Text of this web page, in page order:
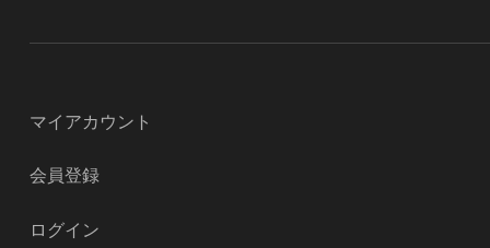
マイアカウント
会員登録
ログイン